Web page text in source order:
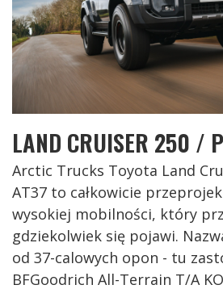
LAND CRUISER 250 /
Arctic Trucks Toyota Land
AT37 to całkowicie
wysokiej mobilności, który
gdziekolwiek się pojawi.
od 37-calowych opon - tu
BFGoodrich All-Terrain T/A